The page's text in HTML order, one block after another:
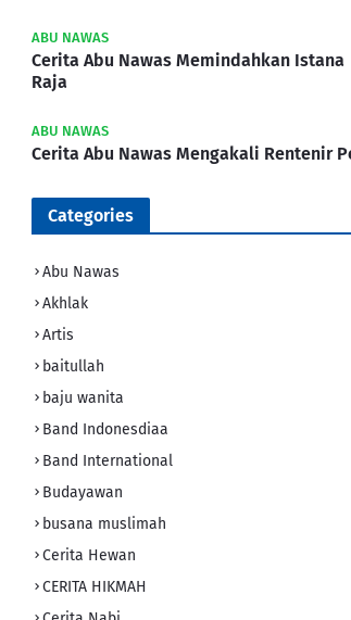
ABU NAWAS
Cerita Abu Nawas Memindahkan Istana
Raja
ABU NAWAS
Cerita Abu Nawas Mengakali Rentenir
Categories
Abu Nawas
Akhlak
Artis
baitullah
baju wanita
Band Indonesdiaa
Band International
Budayawan
busana muslimah
Cerita Hewan
CERITA HIKMAH